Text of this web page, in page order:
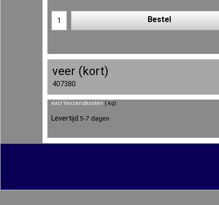
Bestel
veer (kort)
407380
excl Verzendkosten kg
Levertijd:5-7 dagen